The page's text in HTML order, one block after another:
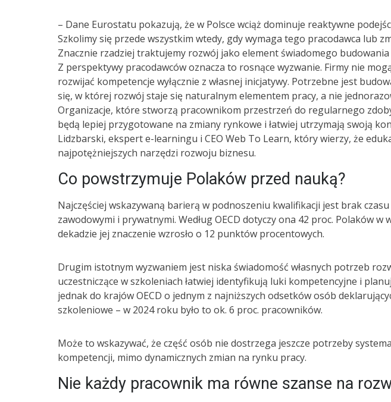
– Dane Eurostatu pokazują, że w Polsce wciąż dominuje reaktywne
Szkolimy się przede wszystkim wtedy, gdy wymaga tego pracodawca lub
Znacznie rzadziej traktujemy rozwój jako element świadomego
Z perspektywy pracodawców oznacza to rosnące wyzwanie. Firmy nie
rozwijać kompetencje wyłącznie z własnej inicjatywy. Potrzebne jest
się, w której rozwój staje się naturalnym elementem pracy, a nie
Organizacje, które stworzą pracownikom przestrzeń do regularnego
będą lepiej przygotowane na zmiany rynkowe i łatwiej utrzymają swoją
Lidzbarski, ekspert e-learningu i CEO Web To Learn, który wierzy, że
najpotężniejszych narzędzi rozwoju biznesu.
Co powstrzymuje Polaków przed nauką?
Najczęściej wskazywaną barierą w podnoszeniu kwalifikacji jest brak
zawodowymi i prywatnymi. Według OECD dotyczy ona 42 proc. Polaków w
dekadzie jej znaczenie wzrosło o 12 punktów procentowych.
Drugim istotnym wyzwaniem jest niska świadomość własnych potrzeb
uczestniczące w szkoleniach łatwiej identyfikują luki kompetencyjne i
jednak do krajów OECD o jednym z najniższych odsetków osób
szkoleniowe – w 2024 roku było to ok. 6 proc. pracowników.
Może to wskazywać, że część osób nie dostrzega jeszcze potrzeby
kompetencji, mimo dynamicznych zmian na rynku pracy.
Nie każdy pracownik ma równe szanse na
PIOTR
AI”